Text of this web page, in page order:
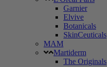
Garnier
Elvive
Botanicals
SkinCeuticals
MAM
Martiderm
The Originals